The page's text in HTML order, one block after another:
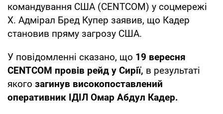
командування США (CENTCOM) у соцмережі
X. Адмірал Бред Купер заявив, що Кадер
становив пряму загрозу США.
У повідомленні сказано, що 19 вересня
CENTCOM провів рейд у Сирії, в результаті
якого загинув високопоставлений
оперативник ІДІЛ Омар Абдул Кадер.